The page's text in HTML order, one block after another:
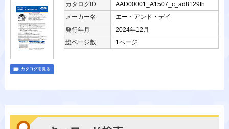
カタログID
AAD00001_A1507_c_ad8129th
メーカー名
エー・アンド・デイ
発行年月
2024年12月
総ページ数
1ページ